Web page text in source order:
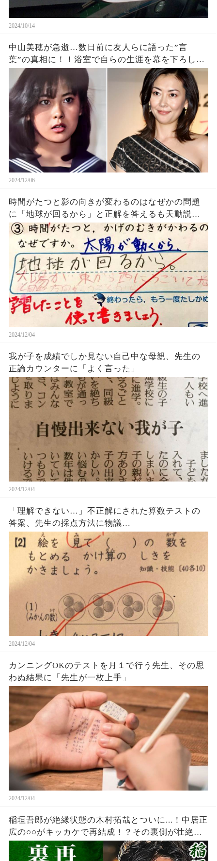
2024/10/14
中山美穂が急逝…数日前に友人らに語った”言
葉”の真相に！！浴室で自らの生涯を幕を下ろした
真相、前兆の詳細があきらかに…【芸能】
2024/12/06
時間がたつと影の向きが変わるのはなぜかの問題
に「地球が回るから」と正解を答えるも天動説を
主張する先生に不正解にされてしまうｗｗｗ
2024/12/04
我が子を成績でしか見ない自己中な母親、先生の
正論カウンターに「よく言った」
2024/12/04
「理解できない…」不正解にされた算数テストの
答案、先生の採点方法に物議…
2024/12/04
カンニングOKのテストを月１で行う先生、その思
わぬ結果に「先生が一枚上手」
2024/12/04
稲垣吾郎が絶縁状態の木村拓哉とついに...！中居正
広の○○がキッカケで再結成！？その裏側が壮絶で
ヤバい・・